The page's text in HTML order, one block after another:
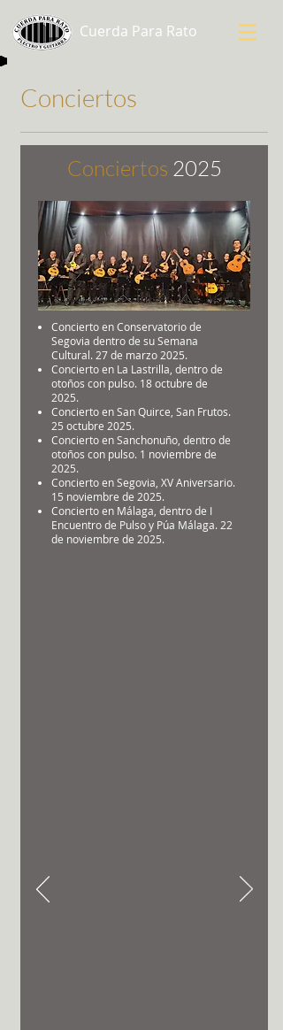
Cuerda Para Rato
Conciertos
Conciertos 2025
Concierto en Conservatorio de
Segovia dentro de su Semana
Cultural. 27 de marzo 2025.
Concierto en La Lastrilla, dentro de
otoños con pulso. 18 octubre de
2025.
Concierto en San Quirce, San Frutos.
25 octubre 2025.
Concierto en Sanchonuño, dentro de
otoños con pulso. 1 noviembre de
2025.
Concierto en Segovia, XV Aniversario.
15 noviembre de 2025.
Concierto en Málaga, dentro de I
Encuentro de Pulso y Púa Málaga. 22
de noviembre de 2025.